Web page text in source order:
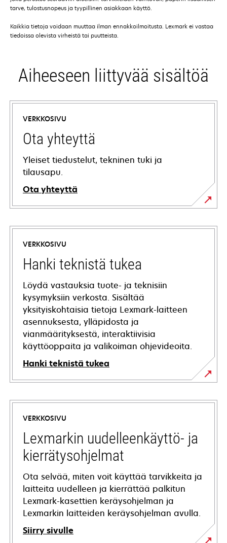
tarve, tulostusnopeus ja tyypillinen asiakkaan käyttö.
Kaikkia tietoja voidaan muuttaa ilman ennakkoilmoitusta. Lexmark ei vastaa
tiedoissa olevista virheistä tai puutteista.
Aiheeseen liittyvää sisältöä
VERKKOSIVU
Ota yhteyttä
Yleiset tiedustelut, tekninen tuki ja
tilausapu.
Ota yhteyttä
VERKKOSIVU
Hanki teknistä tukea
Löydä vastauksia tuote- ja teknisiin
kysymyksiin verkosta. Sisältää
yksityiskohtaisia tietoja Lexmark-laitteen
asennuksesta, ylläpidosta ja
vianmäärityksestä, interaktiivisia
käyttöoppaita ja valikoiman ohjevideoita.
Hanki teknistä tukea
opens
in
new
tab
VERKKOSIVU
Lexmarkin uudelleenkäyttö- ja
kierrätysohjelmat
Ota selvää, miten voit käyttää tarvikkeita ja
laitteita uudelleen ja kierrättää palkitun
Lexmark-kasettien keräysohjelman ja
Lexmarkin laitteiden keräysohjelman avulla.
Siirry sivulle